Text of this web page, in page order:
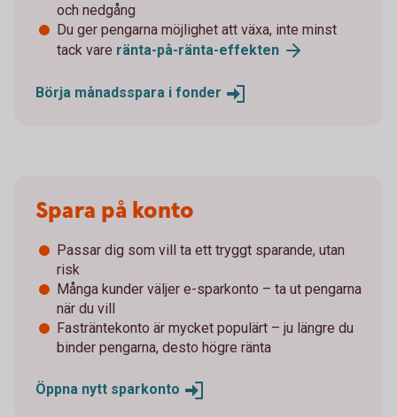
och nedgång
Du ger pengarna möjlighet att växa, inte minst
tack vare ränta-på-ränta-effekten
Börja månadsspara i fonder
Spara på konto
Passar dig som vill ta ett tryggt sparande, utan
risk
Många kunder väljer e-sparkonto – ta ut pengarna
när du vill
Fasträntekonto är mycket populärt – ju längre du
binder pengarna, desto högre ränta
Öppna nytt sparkonto